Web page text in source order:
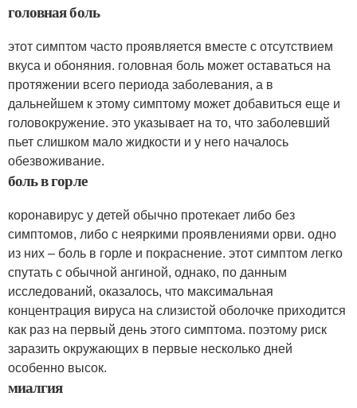
головная боль
этот симптом часто проявляется вместе с отсутствием
вкуса и обоняния. головная боль может оставаться на
протяжении всего периода заболевания, а в
дальнейшем к этому симптому может добавиться еще и
головокружение. это указывает на то, что заболевший
пьет слишком мало жидкости и у него началось
обезвоживание.
боль в горле
коронавирус у детей обычно протекает либо без
симптомов, либо с неяркими проявлениями орви. одно
из них – боль в горле и покраснение. этот симптом легко
спутать с обычной ангиной, однако, по данным
исследований, оказалось, что максимальная
концентрация вируса на слизистой оболочке приходится
как раз на первый день этого симптома. поэтому риск
заразить окружающих в первые несколько дней
особенно высок.
миалгия